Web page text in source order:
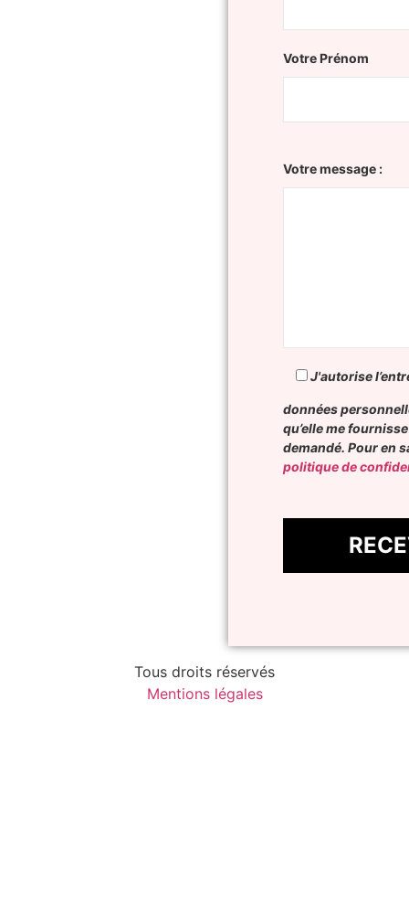
Votre Prénom
Votre message :
J'autorise
données
qu’elle me
demandé. Pour en
politique de
Tous droits réservés
Mentions légales